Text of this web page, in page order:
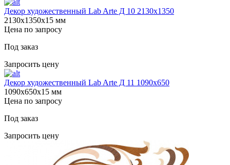
Декор художественный Lab Arte Д 10 2130х1350
2130х1350х15 мм
Цена по запросу
Под заказ
Запросить цену
Декор художественный Lab Arte Д 11 1090х650
1090х650х15 мм
Цена по запросу
Под заказ
Запросить цену